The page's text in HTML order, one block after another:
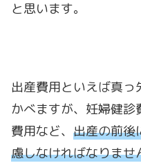
と思います。
出産費用といえば真っ
かべますが、妊婦健
費用など、 出産の前後
慮しなければなりませ